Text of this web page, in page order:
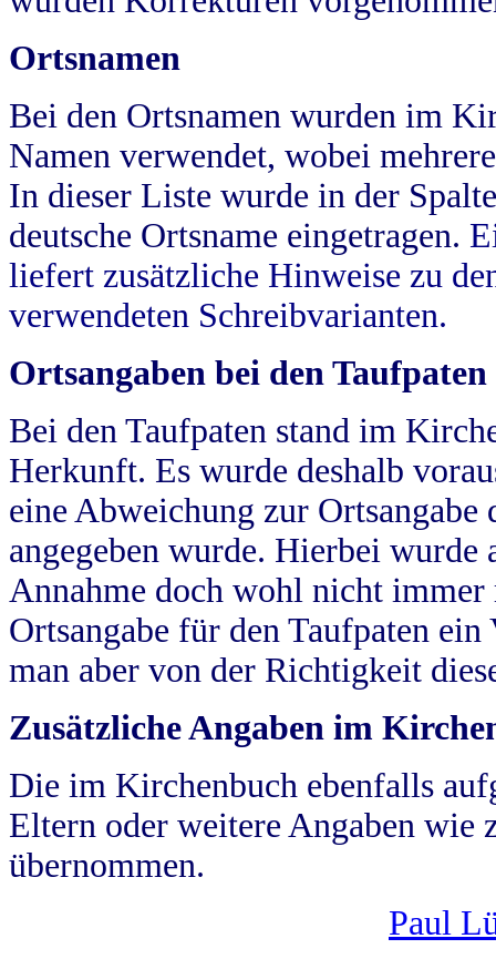
Ortsnamen
Bei den Ortsnamen wurden im
Namen verwendet, wobei
In dieser Liste wurde in der
deutsche Ortsname eingetragen.
liefert zusätzliche Hinweise zu
verwendeten Schreibvarianten.
Ortsangaben bei den Taufpaten
Bei den Taufpaten stand im
Herkunft. Es wurde deshalb
eine Abweichung zur
angegeben wurde. Hierbei wurde
Annahme doch wohl nicht
Ortsangabe für den Taufpaten
man aber von der Richtigkeit
Zusätzliche Angaben im
Die im Kirchenbuch ebenfalls
Eltern oder weitere Angaben wie
übernommen.
Paul